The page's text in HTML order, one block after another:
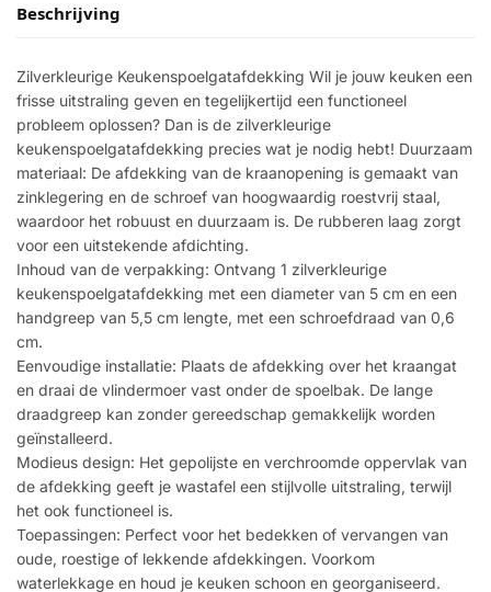
Beschrijving
Zilverkleurige Keukenspoelgatafdekking Wil je jouw keuken een
frisse uitstraling geven en tegelijkertijd een functioneel
probleem oplossen? Dan is de zilverkleurige
keukenspoelgatafdekking precies wat je nodig hebt! Duurzaam
materiaal: De afdekking van de kraanopening is gemaakt van
zinklegering en de schroef van hoogwaardig roestvrij staal,
waardoor het robuust en duurzaam is. De rubberen laag zorgt
voor een uitstekende afdichting.
Inhoud van de verpakking: Ontvang 1 zilverkleurige
keukenspoelgatafdekking met een diameter van 5 cm en een
handgreep van 5,5 cm lengte, met een schroefdraad van 0,6
cm.
Eenvoudige installatie: Plaats de afdekking over het kraangat
en draai de vlindermoer vast onder de spoelbak. De lange
draadgreep kan zonder gereedschap gemakkelijk worden
geïnstalleerd.
Modieus design: Het gepolijste en verchroomde oppervlak van
de afdekking geeft je wastafel een stijlvolle uitstraling, terwijl
het ook functioneel is.
Toepassingen: Perfect voor het bedekken of vervangen van
oude, roestige of lekkende afdekkingen. Voorkom
waterlekkage en houd je keuken schoon en georganiseerd.